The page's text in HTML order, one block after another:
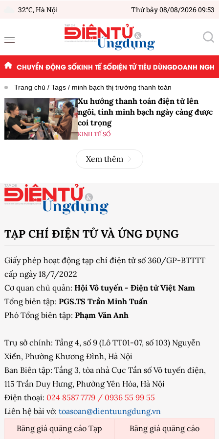
32°C,Hà Nội Thứ bảy 08/08/2026 09:53
CHUYỂN ĐỘNG SỐKINH TẾ SỐĐIỆN TỬ TIÊU DÙNGDOANH
Trang chủ Tags minh bạch thị trường thanh toán
Xu hướng thanh toán điện tử lên
ngôi, tính minh bạch ngày càng được
coi trọng
KINH TẾ SỐ
Xem thêm
TẠP CHÍ ĐIỆN TỬ VÀ ỨNG DỤNG
Giấy phép hoạt động tạp chí điện tử số 360/GP-BTTTT
cấp ngày 18/7/2022
Cơ quan chủ quản: Hội Vô tuyến - Điện tử Việt Nam
Tổng biên tập: PGS.TS Trần Minh Tuấn
Phó Tổng biên tập: Phạm Văn Anh
Trụ sở chính: Tầng 4, số 9 (Lô TT01-07, số 103) Nguyễn
Xiển, Phường Khương Đình, Hà Nội
Ban Biên tập: Tầng 3, tòa nhà Cục Tần số Vô tuyến điện,
115 Trần Duy Hưng, Phường Yên Hòa, Hà Nội
Điện thoại: 024 8587 7779 / 0936 55 99 55
Liên hệ bài vở: toasoan@dientuungdung.vn
Bảng giá quảng cáo Tạp
Bảng giá quảng cáo